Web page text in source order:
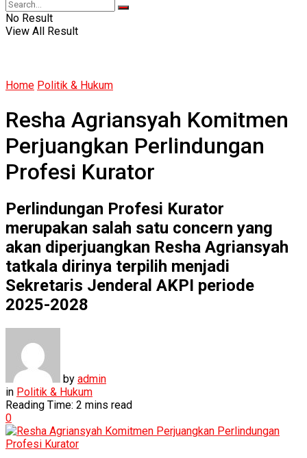
No Result
View All Result
Home Politik & Hukum
Resha Agriansyah Komitmen
Perjuangkan Perlindungan
Profesi Kurator
Perlindungan Profesi Kurator
merupakan salah satu concern yang
akan diperjuangkan Resha Agriansyah
tatkala dirinya terpilih menjadi
Sekretaris Jenderal AKPI periode
2025-2028
by admin
in Politik & Hukum
Reading Time: 2 mins read
0